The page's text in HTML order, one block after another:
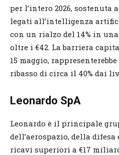
per l’intero 2026, sostenuta
legati all’intelligenza
con un rialzo del 14% in
oltre i €42. La barriera
15 maggio,
ribasso di circa il 40% dai
Leonardo SpA
Leonardo è il principale
dell’aerospazio, della difesa
ricavi superiori a €17